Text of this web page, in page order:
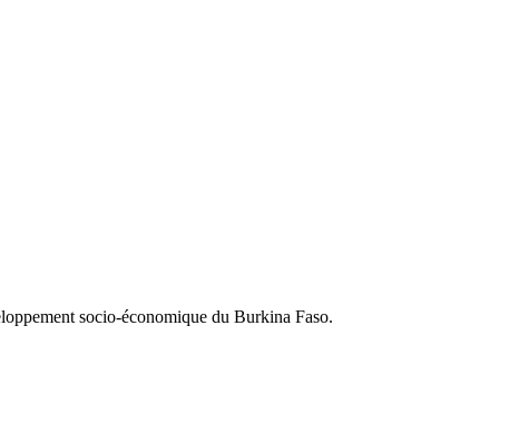
socio-économique du Burkina Faso.